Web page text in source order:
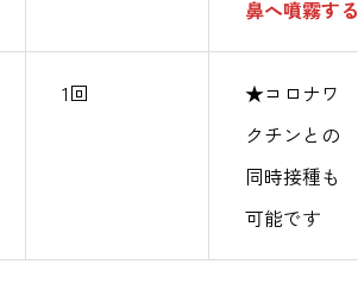
鼻へ噴霧す
1回
★コロナワ
クチンとの
同時接種も
可能です